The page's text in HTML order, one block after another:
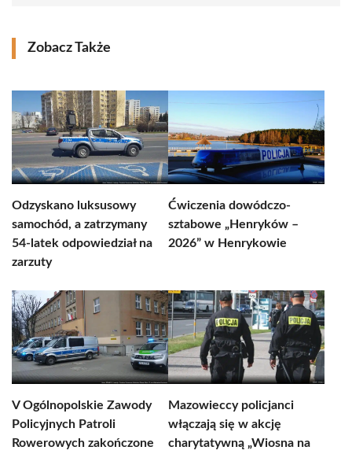
Zobacz Także
Odzyskano luksusowy
samochód, a zatrzymany
54-latek odpowiedział na
zarzuty
Ćwiczenia dowódczo-
sztabowe „Henryków –
2026” w Henrykowie
V Ogólnopolskie Zawody
Policyjnych Patroli
Rowerowych zakończone
Mazowieccy policjanci
włączają się w akcję
charytatywną „Wiosna na